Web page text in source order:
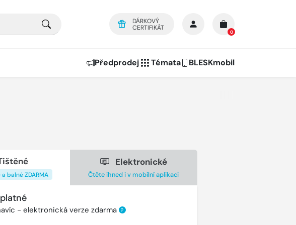
DÁRKOVÝ
CERTIFIKÁT
0
Předprodej Témata BLESKmobil
balné ZDARMA
Elektronické
Čtěte ihned i v mobilní aplikaci
- elektronická verze zdarma ?